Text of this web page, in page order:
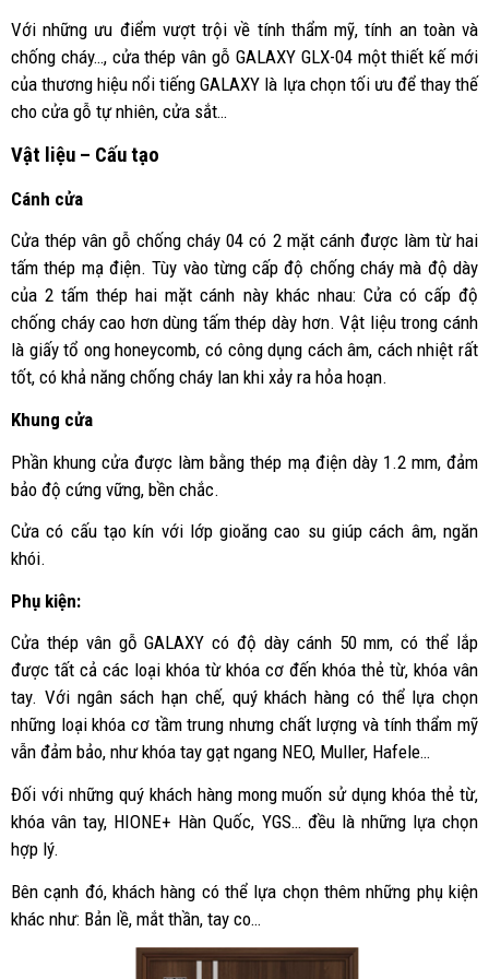
Với những ưu điểm vượt trội về tính thẩm mỹ, tính an toàn và
chống cháy…, cửa thép vân gỗ GALAXY GLX-04 một thiết kế mới
của thương hiệu nổi tiếng GALAXY là lựa chọn tối ưu để thay thế
cho cửa gỗ tự nhiên, cửa sắt…
Vật liệu – Cấu tạo
Cánh cửa
Cửa thép vân gỗ chống cháy 04 có 2 mặt cánh được làm từ hai
tấm thép mạ điện. Tùy vào từng cấp độ chống cháy mà độ dày
của 2 tấm thép hai mặt cánh này khác nhau: Cửa có cấp độ
chống cháy cao hơn dùng tấm thép dày hơn. Vật liệu trong cánh
là giấy tổ ong honeycomb, có công dụng cách âm, cách nhiệt rất
tốt, có khả năng chống cháy lan khi xảy ra hỏa hoạn.
Khung cửa
Phần khung cửa được làm bằng thép mạ điện dày 1.2 mm, đảm
bảo độ cứng vững, bền chắc.
Cửa có cấu tạo kín với lớp gioăng cao su giúp cách âm, ngăn
khói.
Phụ kiện:
Cửa thép vân gỗ GALAXY có độ dày cánh 50 mm, có thể lắp
được tất cả các loại khóa từ khóa cơ đến khóa thẻ từ, khóa vân
tay. Với ngân sách hạn chế, quý khách hàng có thể lựa chọn
những loại khóa cơ tầm trung nhưng chất lượng và tính thẩm mỹ
vẫn đảm bảo, như khóa tay gạt ngang NEO, Muller, Hafele…
Đối với những quý khách hàng mong muốn sử dụng khóa thẻ từ,
khóa vân tay, HIONE+ Hàn Quốc, YGS… đều là những lựa chọn
hợp lý.
Bên cạnh đó, khách hàng có thể lựa chọn thêm những phụ kiện
khác như: Bản lề, mắt thần, tay co…